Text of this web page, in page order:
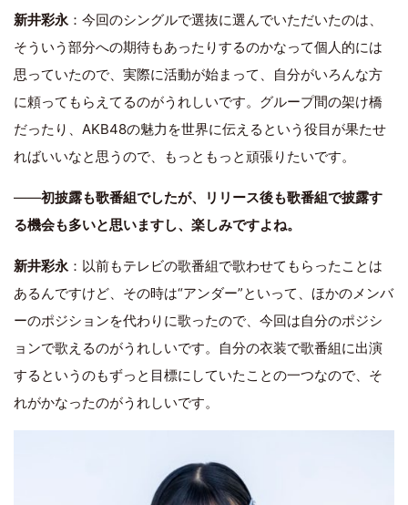
新井彩永：今回のシングルで選抜に選んでいただいたのは、
そういう部分への期待もあったりするのかなって個人的には
思っていたので、実際に活動が始まって、自分がいろんな方
に頼ってもらえてるのがうれしいです。グループ間の架け橋
だったり、AKB48の魅力を世界に伝えるという役目が果たせ
ればいいなと思うので、もっともっと頑張りたいです。
――初披露も歌番組でしたが、リリース後も歌番組で披露す
る機会も多いと思いますし、楽しみですよね。
新井彩永：以前もテレビの歌番組で歌わせてもらったことは
あるんですけど、その時は“アンダー”といって、ほかのメンバ
ーのポジションを代わりに歌ったので、今回は自分のポジシ
ョンで歌えるのがうれしいです。自分の衣装で歌番組に出演
するというのもずっと目標にしていたことの一つなので、そ
れがかなったのがうれしいです。